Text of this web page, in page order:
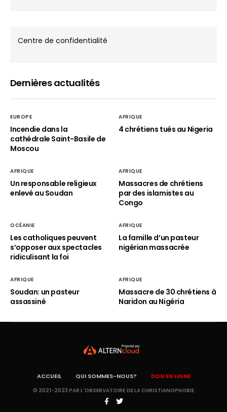
Centre de confidentialité
Dernières actualités
EUROPE
Incendie dans la
cathédrale Saint-Basile de
Moscou
AFRIQUE
4 chrétiens tués au Nigeria
AFRIQUE
Un responsable religieux
enlevé au Soudan
AFRIQUE
Massacres de chrétiens
par des islamistes au
Congo
OCÉANIE
Les catholiques peuvent
s’opposer aux spectacles
ridiculisant la foi
AFRIQUE
La famille d’un pasteur
nigérian massacrée
AFRIQUE
Soudan: un pasteur
assassiné
AFRIQUE
Massacre de 30 chrétiens à
Naridon au Nigéria
ACCUEIL QUI SOMMES-NOUS? DON EN LIGNE
© 2021-2023 PAR L'OBSERVATOIRE DE LA CHRISTIANOPHOBIE